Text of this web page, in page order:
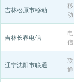
吉林松原市移动
移
动
吉林长春电信
电
信
辽宁沈阳市联通
联
通